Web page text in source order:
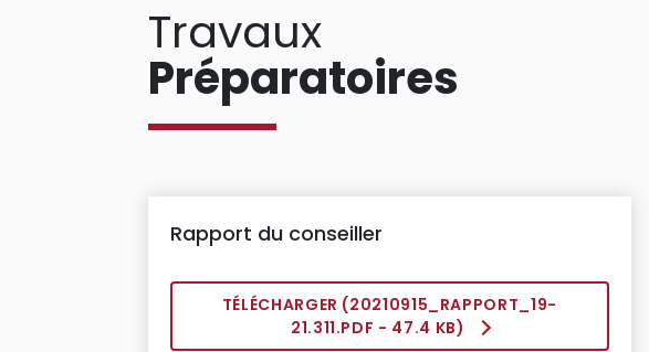
Travaux
Préparatoires
Rapport du conseiller
TÉLÉCHARGER (20210915_RAPPORT_19-
21.311.PDF - 47.4 KB)